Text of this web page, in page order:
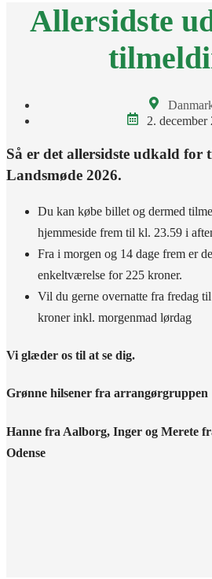
Allersidste
2. december
Så er det allersidste udkald for
Landsmøde 2026.
Du kan købe billet og dermed
hjemmeside frem til kl. 23.59 i
Fra i morgen og 14 dage frem er
enkeltværelse for 225 kroner.
Vil du gerne overnatte fra fredag
kroner inkl. morgenmad lørdag
Vi glæder os til at se dig.
Grønne hilsener fra arrangørgruppen
Hanne fra Aalborg, Inger og Merete
Odense